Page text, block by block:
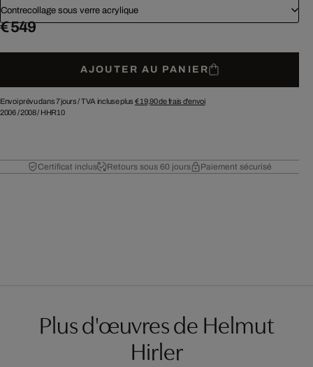
Contrecollage sous verre acrylique
€ 549
AJOUTER AU PANIER
Envoi prévu dans 7 jours /TVA incluse plus € 19,90de frais d'envoi
2006/2008/ HHR10
Certificat inclus Retours sous 60 jours Paiement sécurisé
Plus d'œuvres de Helmut
Hirler